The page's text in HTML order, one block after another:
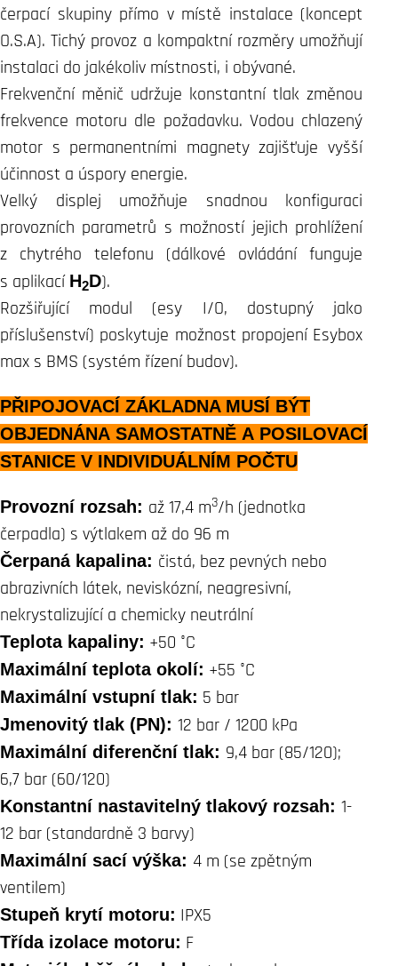
čerpací skupiny přímo v místě instalace (koncept
O.S.A). Tichý provoz a kompaktní rozměry umožňují
instalaci do jakékoliv místnosti, i obývané.
Frekvenční měnič udržuje konstantní tlak změnou
frekvence motoru dle požadavku. Vodou chlazený
motor s permanentními magnety zajišťuje vyšší
účinnost a úspory energie.
Velký displej umožňuje snadnou konfiguraci
provozních parametrů s možností jejich prohlížení
z chytrého telefonu (dálkové ovládání funguje
s aplikací H2D).
Rozšiřující modul (esy I/O, dostupný jako
příslušenství) poskytuje možnost propojení Esybox
max s BMS (systém řízení budov).
PŘIPOJOVACÍ ZÁKLADNA MUSÍ BÝT
OBJEDNÁNA SAMOSTATNĚ A POSILOVACÍ
STANICE V INDIVIDUÁLNÍM POČTU
Provozní rozsah: až 17,4 m3/h (jednotka
čerpadla) s výtlakem až do 96 m
Čerpaná kapalina: čistá, bez pevných nebo
abrazivních látek, neviskózní, neagresivní,
nekrystalizující a chemicky neutrální
Teplota kapaliny: +50 °C
Maximální teplota okolí: +55 °C
Maximální vstupní tlak: 5 bar
Jmenovitý tlak (PN): 12 bar / 1200 kPa
Maximální diferenční tlak: 9,4 bar (85/120);
6,7 bar (60/120)
Konstantní nastavitelný tlakový rozsah: 1-
12 bar (standardně 3 barvy)
Maximální sací výška: 4 m (se zpětným
ventilem)
Stupeň krytí motoru: IPX5
Třída izolace motoru: F